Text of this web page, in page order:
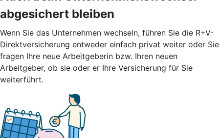
abgesichert bleiben
Wenn Sie das Unternehmen wechseln, führen Sie die R+V-
Direktversicherung entweder einfach privat weiter oder Sie
fragen Ihre neue Arbeitgeberin bzw. Ihren neuen
Arbeitgeber, ob sie oder er Ihre Versicherung für Sie
weiterführt.